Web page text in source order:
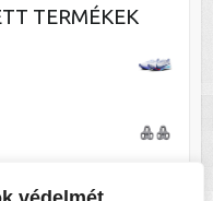
TERMÉKEK